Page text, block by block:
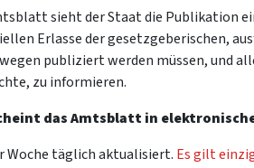
sieht der Staat die Publikation
Erlasse der gesetzgeberischen,
publiziert werden müssen, und
zu informieren.
das Amtsblatt in
Woche täglich aktualisiert. Es gilt